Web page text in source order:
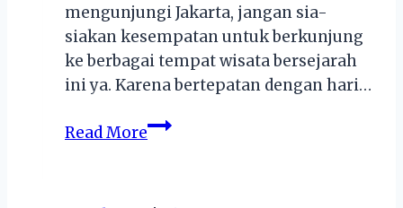
mengunjungi Jakarta, jangan sia-
siakan kesempatan untuk berkunjung
ke berbagai tempat wisata bersejarah
ini ya. Karena bertepatan dengan hari…
Read MoreInilah